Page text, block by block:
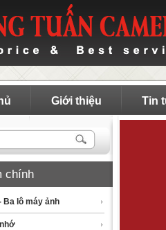
Giới thiệu Tin
chính
Ba lô máy ảnh